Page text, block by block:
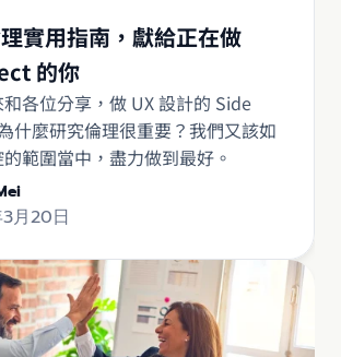
各位分享，做 UX 設計的 Side
什麼研究倫理很重要？我們又該如
範圍當中，盡力做到最好。
實用指南，獻給正在做
的你
月20日